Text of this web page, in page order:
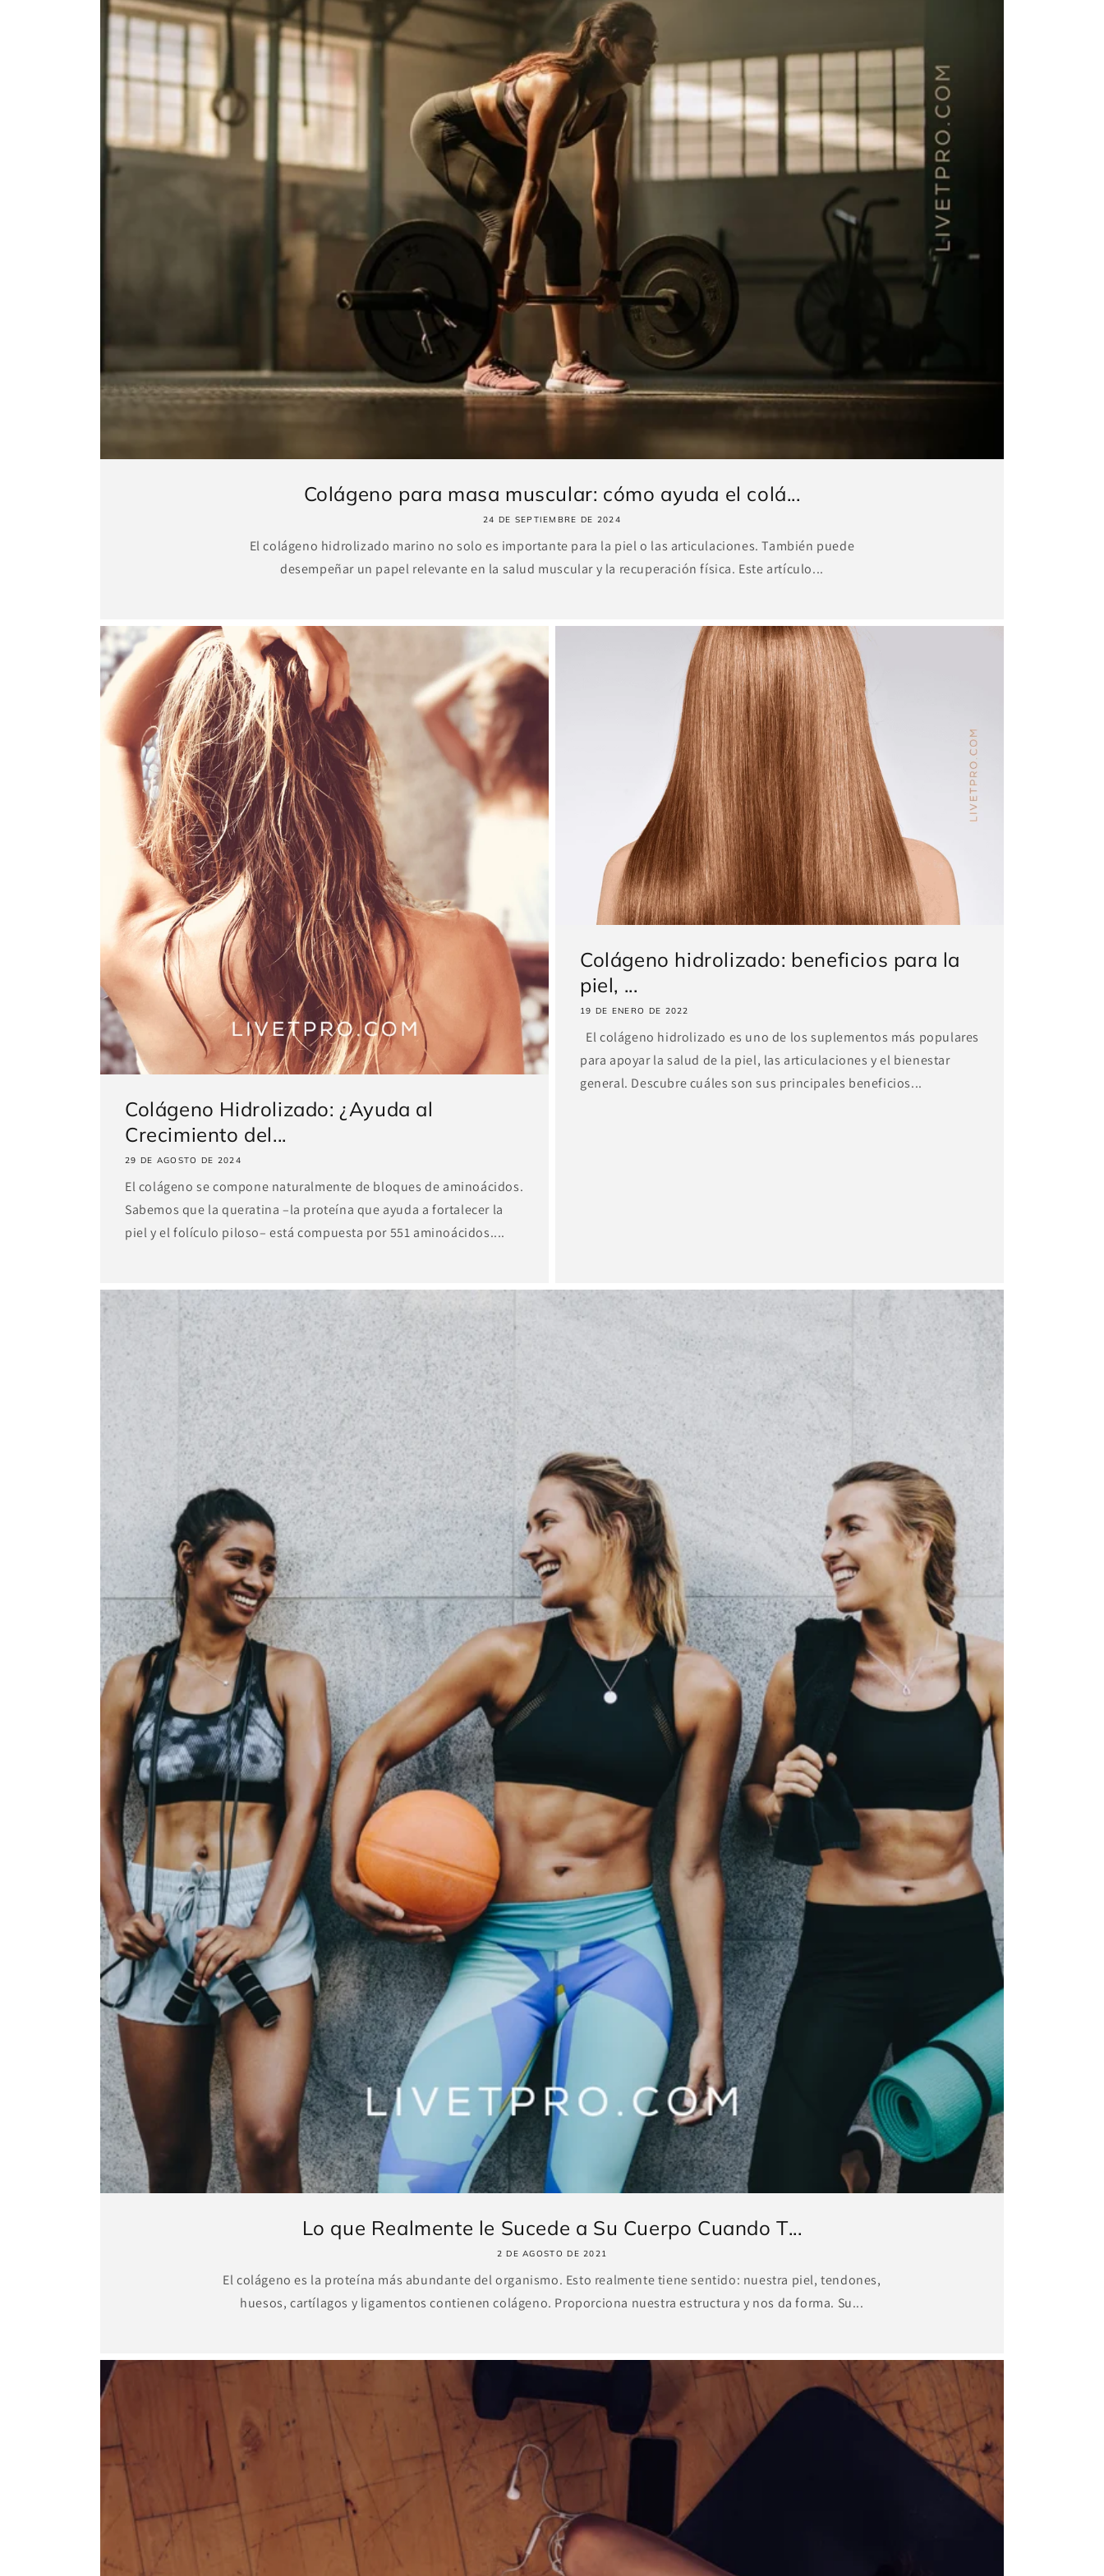
Colágeno para masa muscular: cómo ayuda el colá...
24 DE SEPTIEMBRE DE 2024
El colágeno hidrolizado marino no solo es importante para la piel o las articulaciones. También puede
desempeñar un papel relevante en la salud muscular y la recuperación física. Este artículo...
Colágeno Hidrolizado: ¿Ayuda al
Crecimiento del...
29 DE AGOSTO DE 2024
El colágeno se compone naturalmente de bloques de aminoácidos.
Sabemos que la queratina –la proteína que ayuda a fortalecer la
piel y el folículo piloso– está compuesta por 551 aminoácidos....
Colágeno hidrolizado: beneficios para la
piel, ...
19 DE ENERO DE 2022
El colágeno hidrolizado es uno de los suplementos más populares
para apoyar la salud de la piel, las articulaciones y el bienestar
general. Descubre cuáles son sus principales beneficios...
Lo que Realmente le Sucede a Su Cuerpo Cuando T...
2 DE AGOSTO DE 2021
El colágeno es la proteína más abundante del organismo. Esto realmente tiene sentido: nuestra piel, tendones,
huesos, cartílagos y ligamentos contienen colágeno. Proporciona nuestra estructura y nos da forma. Su...